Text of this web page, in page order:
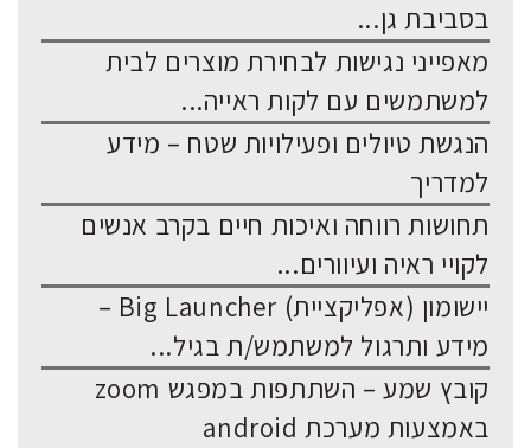
בסביבת גן...
מאפייני נגישות לבחירת מוצרים לבית
למשתמשים עם לקות ראייה...
הנגשת טיולים ופעילויות שטח – מידע
למדריך
תחושות רווחה ואיכות חיים בקרב אנשים
לקויי ראיה ועיוורים...
יישומון (אפליקציית) Big Launcher –
מידע ותרגול למשתמש/ת בגיל...
קובץ שמע – השתתפות במפגש zoom
באמצעות מערכת android